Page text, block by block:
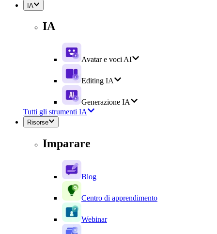
IA
IA
Avatar e voci AI
Editing IA
Generazione IA
Tutti gli strumenti IA
Risorse
Imparare
Blog
Centro di apprendimento
Webinar